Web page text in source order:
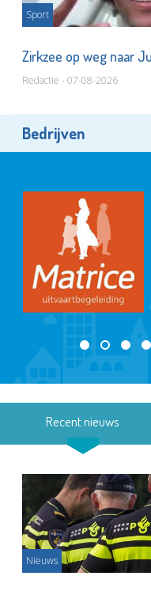
Sport
Zirkzee op weg naar
Redactie - 07-08-2026
Bedrijven
Recent nieuws
Nieuws